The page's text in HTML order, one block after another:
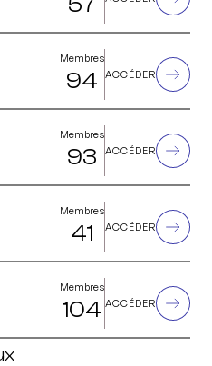
Membres
94 ACCÉDER
Membres
93 ACCÉDER
Membres
41 ACCÉDER
Membres
104 ACCÉDER